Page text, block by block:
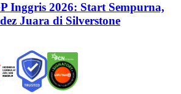
Inggris 2026: Start Sempurna,
Juara di Silverstone